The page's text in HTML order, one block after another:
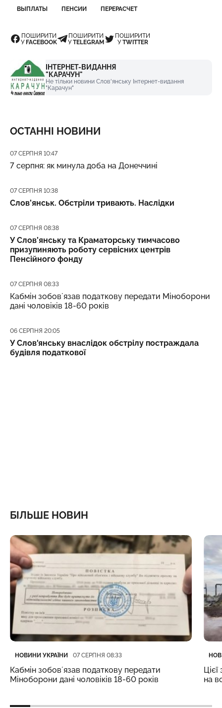
ВЫПЛАТЫ ПЕНСИИ ПЕРЕРАСЧЕТ
ПОШИРИТИ
У FACEBOOK
ПОШИРИТИ
УTELEGRAM
ПОШИРИТИ
УTWITTER
ІНТЕРНЕТ-ВИДАННЯ
"КАРАЧУН"
Не тільки новини Слов'янську Інтернет-видання
"Карачун"
ОСТАННІ НОВИНИ
Дата публікації
07 СЕРПНЯ 10:47
7 серпня: як минула доба на Донеччині
Дата публікації
07 СЕРПНЯ 10:38
Слов’янськ. Обстріли тривають. Наслідки
Дата публікації
07 СЕРПНЯ 08:38
У Слов’янську та Краматорську тимчасово
призупиняють роботу сервісних центрів
Пенсійного фонду
Дата публікації
07 СЕРПНЯ 08:33
Кабмін зобовʼязав податкову передати Міноборони
дані чоловіків 18-60 років
Дата публікації
06 СЕРПНЯ 20:05
У Слов'янську внаслідок обстрілу постраждала
будівля податкової
БІЛЬШЕ НОВИН
Категорія
НОВИНИ УКРАЇНИ
Дата публікації 07 СЕРПНЯ 08:33
Кабмін зобовʼязав податкову передати
Міноборони дані чоловіків 18-60 років
на